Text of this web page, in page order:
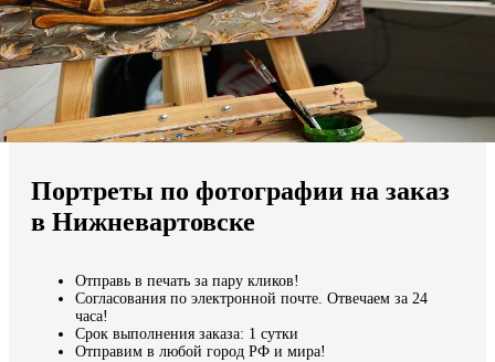
Мы доставляем по всему миру
Продолжить без города
Портреты по фотографии на заказ
в Нижневартовске
Отправь в печать за пару кликов!
Согласования по электронной почте. Отвечаем за 24
часа!
Срок выполнения заказа: 1 сутки
Отправим в любой город РФ и мира!